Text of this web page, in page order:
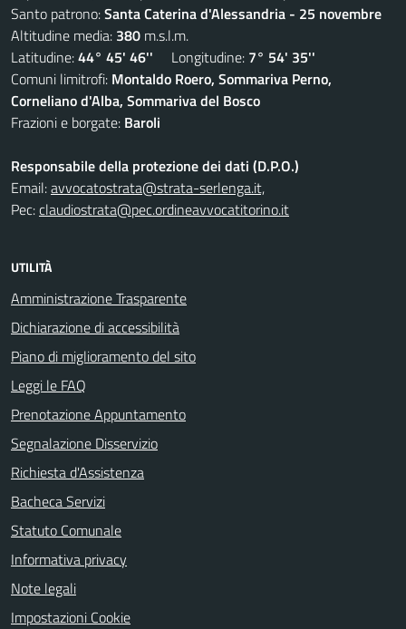
Santo patrono:Santa Caterina d'Alessandria - 25 novembre
Altitudine media: 380 m.s.l.m.
Latitudine:44° 45' 46'' Longitudine: 7° 54' 35''
Comuni limitrofi: Montaldo Roero, Sommariva Perno,
Corneliano d'Alba, Sommariva del Bosco
Frazioni e borgate: Baroli
Responsabile della protezione dei dati (D.P.O.)
Email:avvocatostrata@strata-serlenga.it,
Pec:claudiostrata@pec.ordineavvocatitorino.it
UTILITÀ
Amministrazione Trasparente
Dichiarazione di accessibilità
Piano di miglioramento del sito
Leggi le FAQ
Prenotazione Appuntamento
Segnalazione Disservizio
Richiesta d'Assistenza
Bacheca Servizi
Statuto Comunale
Informativa privacy
Note legali
Impostazioni Cookie